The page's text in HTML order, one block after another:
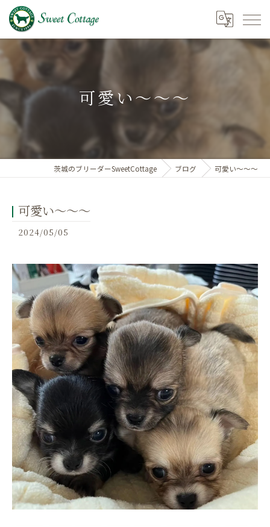
可愛い～～～
茨城のブリーダーSweetCottage ブログ 可愛い～～～
可愛い～～～
2024/05/05